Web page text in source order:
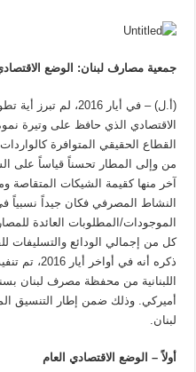
جمعية مصارف لبنان: الوضع الاقتصادي
(أ.ل) – في أيار 2016،
الاقتصادي الذي حافظ على وتيرة
القطاع الحقيقي المتوافرة
من وإلى المطار تحسناً قياساً على
آخر منها كقيمة الشيكات المتقاصة
ذكره أنه في
اللبنانية من محفظة مصرف لبنان
أميركي. وذلك ضمن إطار التنسيق
لبنان.
أولاً – الوضع الاقتصادي العام